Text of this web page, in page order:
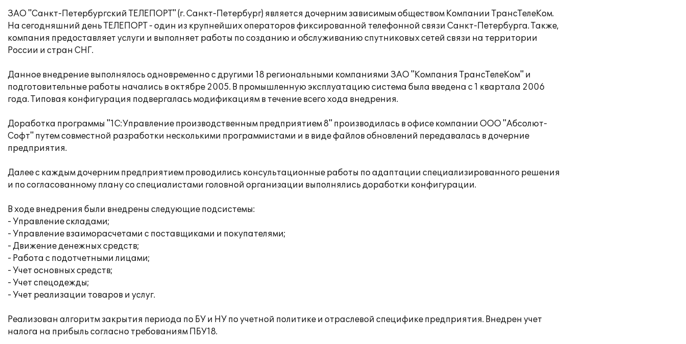
ЗАО "Санкт-Петербургский ТЕЛЕПОРТ" (г. Санкт-Петербург) является дочерним зависимым обществом Компании ТрансТелеКом.
На сегодняшний день ТЕЛЕПОРТ - один из крупнейших операторов фиксированной телефонной связи Санкт-Петербурга. Также,
компания предоставляет услуги и выполняет работы по созданию и обслуживанию спутниковых сетей связи на территории
России и стран СНГ.
Данное внедрение выполнялось одновременно с другими 18 региональными компаниями ЗАО "Компания ТрансТелеКом" и
подготовительные работы начались в октябре 2005. В промышленную эксплуатацию система была введена с 1 квартала 2006
года. Типовая конфигурация подвергалась модификациям в течение всего хода внедрения.
Доработка программы "1C:Управление производственным предприятием 8" производилась в офисе компании ООО "Абсолют-
Софт" путем совместной разработки несколькими программистами и в виде файлов обновлений передавалась в дочерние
предприятия.
Далее с каждым дочерним предприятием проводились консультационные работы по адаптации специализированного решения
и по согласованному плану со специалистами головной организации выполнялись доработки конфигурации.
В ходе внедрения были внедрены следующие подсистемы:
- Управление складами;
- Управление взаиморасчетами с поставщиками и покупателями;
- Движение денежных средств;
- Работа с подотчетными лицами;
- Учет основных средств;
- Учет спецодежды;
- Учет реализации товаров и услуг.
Реализован алгоритм закрытия периода по БУ и НУ по учетной политике и отраслевой специфике предприятия. Внедрен учет
налога на прибыль согласно требованиям ПБУ18.